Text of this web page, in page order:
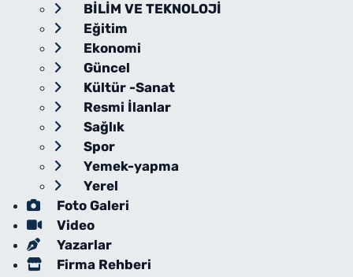
BİLİM VE TEKNOLOJİ
Eğitim
Ekonomi
Güncel
Kültür -Sanat
Resmi İlanlar
Sağlık
Spor
Yemek-yapma
Yerel
Foto Galeri
Video
Yazarlar
Firma Rehberi